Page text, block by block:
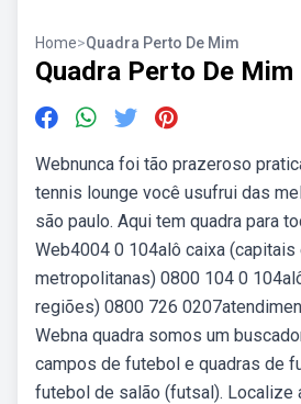
Home>Quadra Perto De Mim
Quadra Perto De Mim
Webnunca foi tão prazeroso
tennis lounge você usufrui das
são paulo. Aqui tem quadra para
Web4004 0 104alô caixa
metropolitanas) 0800 104 0
regiões) 0800 726
Webna quadra somos um
campos de futebol e quadras de
futebol de salão (futsal). Localize